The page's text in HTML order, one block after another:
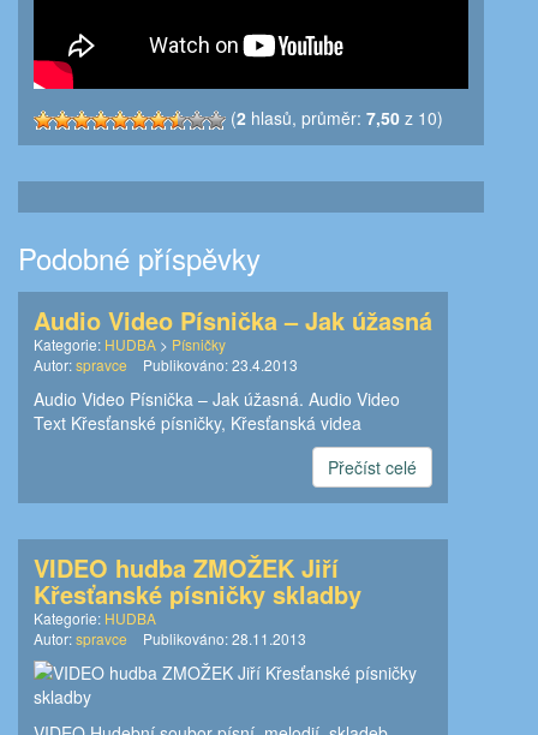
(2 hlasů, průměr: 7,50 z 10)
Podobné příspěvky
Audio Video Písnička – Jak úžasná
Kategorie: HUDBA > Písničky
Autor:spravce Publikováno:23.4.2013
Audio Video Písnička – Jak úžasná. Audio Video
Text Křesťanské písničky, Křesťanská videa
Přečíst celé
VIDEO hudba ZMOŽEK Jiří
Křesťanské písničky skladby
Kategorie: HUDBA
Autor:spravce Publikováno:28.11.2013